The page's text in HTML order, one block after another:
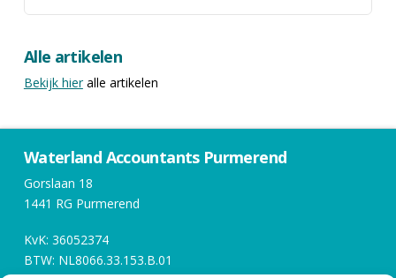
Alle artikelen
Bekijk hieralle artikelen
Waterland Accountants Purmerend
Gorslaan 18
1441 RG Purmerend
KvK: 36052374
BTW: NL8066.33.153.B.01